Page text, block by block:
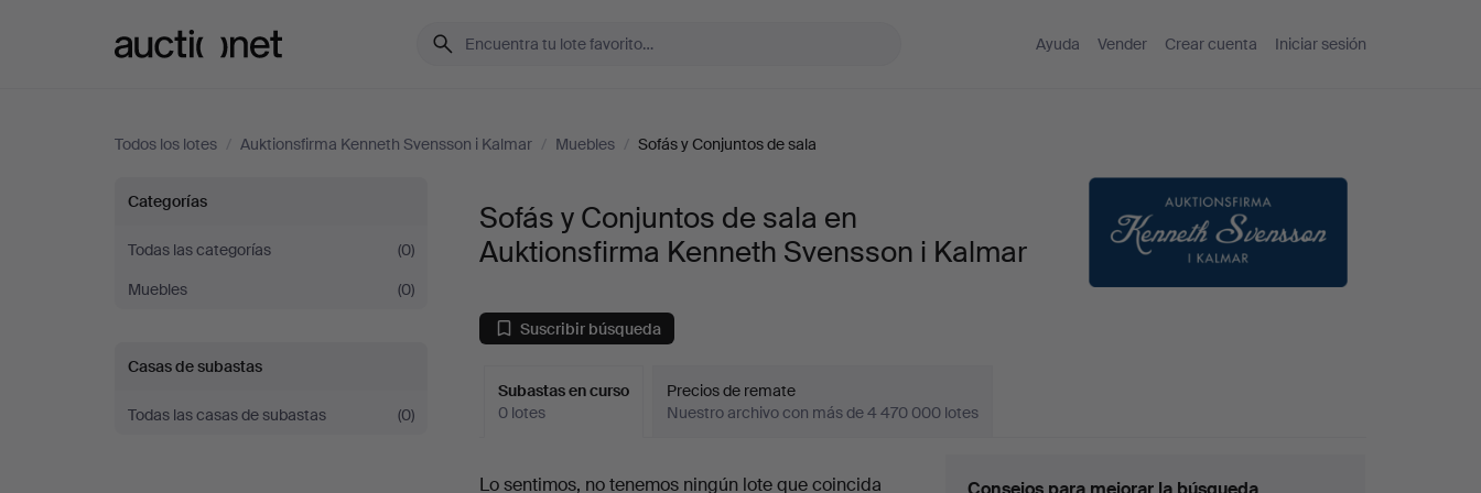
Ayuda Vender Crear cuenta Iniciar sesión
Todos los lotes / Auktionsfirma Kenneth Svensson i Kalmar / Muebles / Sofás y Conjuntos de sala
Sofás
y
Conjuntos
de
sala
Categorías
Todas las categorías
(0)
Muebles
(0)
Casas de subastas
Todas las casas de subastas (0)
Sofás y Conjuntos de sala en
Auktionsfirma Kenneth Svensson i Kalmar
Suscribir búsqueda
Subastas en curso
0 lotes
Precios de remate
Nuestro archivo con más de 4 470 000 lotes
Subastas
Lo sentimos, no tenemos ningún lote que coincida